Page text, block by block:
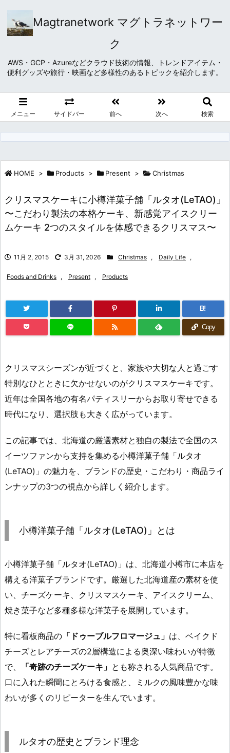
Magtranetwork マグトラネットワー
ク
AWS・GCP・Azureなどクラウド技術の情報、トレンドアイテム・
便利グッズや旅行・映画など多様性のあるトピックを紹介します。
メニュー サイドバー 前へ 次へ 検索
HOME > Products > Present > Christmas
クリスマスケーキに小樽洋菓子舗「ルタオ(LeTAO)」
〜こだわり製法の本格ケーキ、新感覚アイスクリー
ムケーキ 2つのスタイルを体感できるクリスマス〜
11月 2, 2015 3月 31, 2026 Christmas , Daily Life ,
Foods and Drinks , Present , Products
B!
Copy
クリスマスシーズンが近づくと、家族や大切な人と過ごす
特別なひとときに欠かせないのがクリスマスケーキです。
近年は全国各地の有名パティスリーからお取り寄せできる
時代になり、選択肢も大きく広がっています。
この記事では、北海道の厳選素材と独自の製法で全国のス
イーツファンから支持を集める小樽洋菓子舗「ルタオ
(LeTAO)」の魅力を、ブランドの歴史・こだわり・商品ライ
ンナップの3つの視点から詳しく紹介します。
小樽洋菓子舗「ルタオ(LeTAO)」とは
小樽洋菓子舗「ルタオ(LeTAO)」は、北海道小樽市に本店を
構える洋菓子ブランドです。厳選した北海道産の素材を使
い、チーズケーキ、クリスマスケーキ、アイスクリーム、
焼き菓子など多種多様な洋菓子を展開しています。
特に看板商品の 「ドゥーブルフロマージュ」 は、ベイクド
チーズとレアチーズの2層構造による奥深い味わいが特徴
で、
「奇跡のチーズケーキ」 とも称される人気商品です。
口に入れた瞬間にとろける食感と、ミルクの風味豊かな味
わいが多くのリピーターを生んでいます。
ルタオの歴史とブランド理念